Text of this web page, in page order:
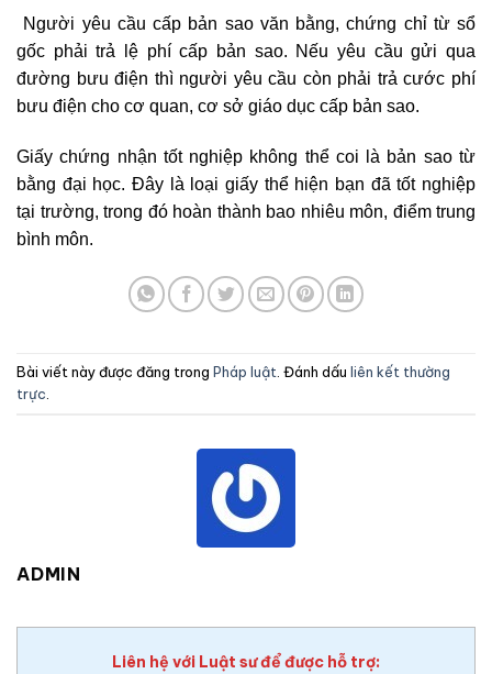
Người yêu cầu cấp bản sao văn bằng, chứng chỉ từ sổ
gốc phải trả lệ phí cấp bản sao. Nếu yêu cầu gửi qua
đường bưu điện thì người yêu cầu còn phải trả cước phí
bưu điện cho cơ quan, cơ sở giáo dục cấp bản sao.
Giấy chứng nhận tốt nghiệp không thể coi là bản sao từ
bằng đại học. Đây là loại giấy thể hiện bạn đã tốt nghiệp
tại trường, trong đó hoàn thành bao nhiêu môn, điểm trung
bình môn.
Bài viết này được đăng trong Pháp luật. Đánh dấu liên kết thường
trực.
ADMIN
Liên hệ với Luật sư để được hỗ trợ: